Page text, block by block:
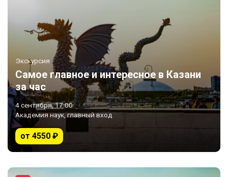
Экскурсия
Самое главное и интересное в Казани
за час
4 сентября, 17:00
Академия наук, главный вход
от 4550 ₽